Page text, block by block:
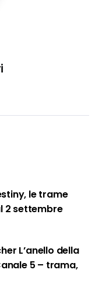
le trame
2 settembre
L’anello della
5 – trama,